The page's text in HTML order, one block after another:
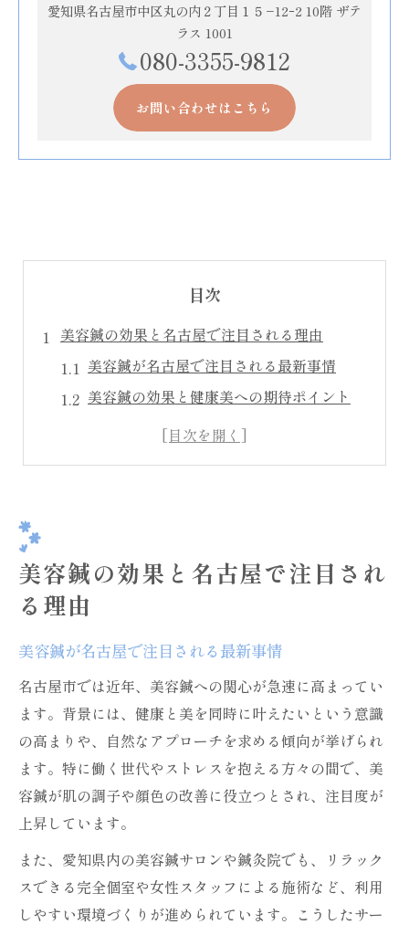
愛知県名古屋市中区丸の内２丁目１５−12ｰ2 10階 ザテ
ラス 1001
080-3355-9812
お問い合わせはこちら
目次
美容鍼の効果と名古屋で注目される理由
美容鍼が名古屋で注目される最新事情
美容鍼の効果と健康美への期待ポイント
美容鍼の特徴と話題の理由を徹底解説
月1回通院で実感できる美容鍼の変化とは
美容鍼の頻度と効果の関係を詳しく解説
無理なく続く美容鍼通院スタイルの工夫
月1回の美容鍼が期待できる変化と体感談
月1回の美容鍼で感じる肌の変化と満足感
実際に体験した美容鍼のリアルな効果例
美容鍼で月1回通う人の体感談を紹介
美容鍼の変化を実感できる通院頻度とは
美容鍼利用者の声から見る変化の実際
名古屋で知る美容鍼の料金相場と選び方
美容鍼の料金相場と選び方のポイント紹介
美容鍼の効果と名古屋で注目され
る理由
美容鍼が名古屋で注目される最新事情
名古屋市では近年、美容鍼への関心が急速に高まってい
ます。背景には、健康と美を同時に叶えたいという意識
の高まりや、自然なアプローチを求める傾向が挙げられ
ます。特に働く世代やストレスを抱える方々の間で、美
容鍼が肌の調子や顔色の改善に役立つとされ、注目度が
上昇しています。
また、愛知県内の美容鍼サロンや鍼灸院でも、リラック
スできる完全個室や女性スタッフによる施術など、利用
しやすい環境づくりが進められています。こうしたサー